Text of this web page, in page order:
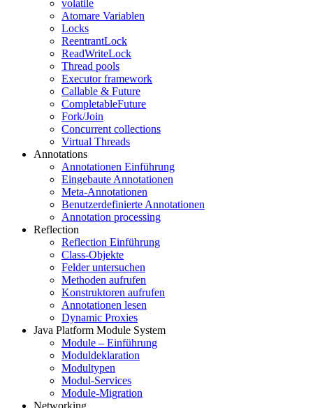
volatile
Atomare Variablen
Locks
ReentrantLock
ReadWriteLock
Thread pools
Executor framework
Callable & Future
CompletableFuture
Fork/Join
Concurrent collections
Virtual Threads
Annotations
Annotationen Einführung
Eingebaute Annotationen
Meta-Annotationen
Benutzerdefinierte Annotationen
Annotation processing
Reflection
Reflection Einführung
Class-Objekte
Felder untersuchen
Methoden aufrufen
Konstruktoren aufrufen
Annotationen lesen
Dynamic Proxies
Java Platform Module System
Module – Einführung
Moduldeklaration
Modultypen
Modul-Services
Module-Migration
Networking